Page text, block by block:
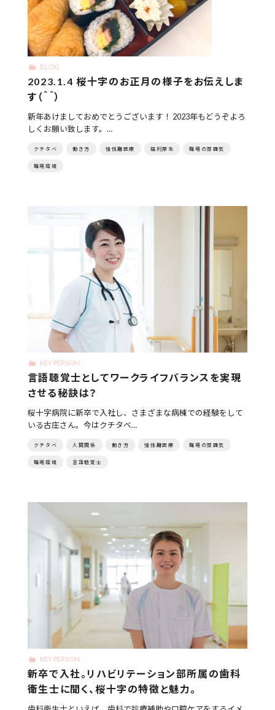
BLOG
2023.1.4 桜十字のお正月の様子をお伝えしま
す（＾＾）
新年あけましておめでとうございます！ 2023年もどうぞよろ
しくお願い致します。…
クチタベ 働き方 慢性期医療 福利厚生 職場の雰囲気
職場環境
KEY PERSON
言語聴覚士としてワークライフバランスを実現
させる秘訣は？
桜十字病院に新卒で入社し、さまざまな病棟での経験をして
いる古庄さん。今はクチタベ…
クチタベ 人間関係 働き方 慢性期医療 職場の雰囲気
職場環境 言語聴覚士
KEY PERSON
新卒で入社。リハビリテーション部所属の歯科
衛生士に聞く、桜十字の特徴と魅力。